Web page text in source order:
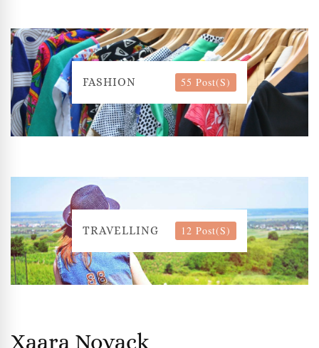
FASHION 55 Post(s)
TRAVELLING 12 Post(s)
Xaara Novack